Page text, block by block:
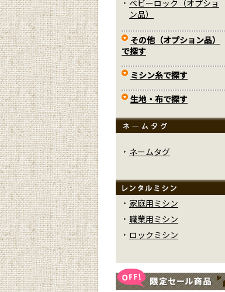
ベビーロック（オプショ
ン品）
その他（オプション品）
で探す
ミシン糸で探す
生地・布で探す
ネームタグ
家庭用ミシン
職業用ミシン
ロックミシン